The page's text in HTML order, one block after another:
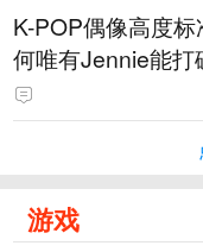
K-POP偶像高度
何唯有Jennie能打
游戏